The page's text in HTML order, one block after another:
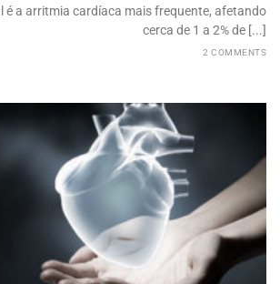
é a arritmia cardíaca mais frequente, afetando
cerca de 1 a 2% de [...]
2 COMMENTS